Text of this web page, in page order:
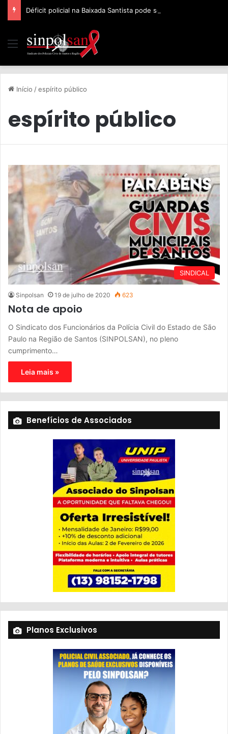
Início /espírito público
espírito público
SINDICAL
Sinpolsan 19 de julho de 2020 623
Nota de apoio
O Sindicato dos Funcionários da Polícia Civil do Estado de São
Paulo na Região de Santos (SINPOLSAN), no pleno
cumprimento…
Leia mais »
Benefícios de Associados
Planos Exclusivos